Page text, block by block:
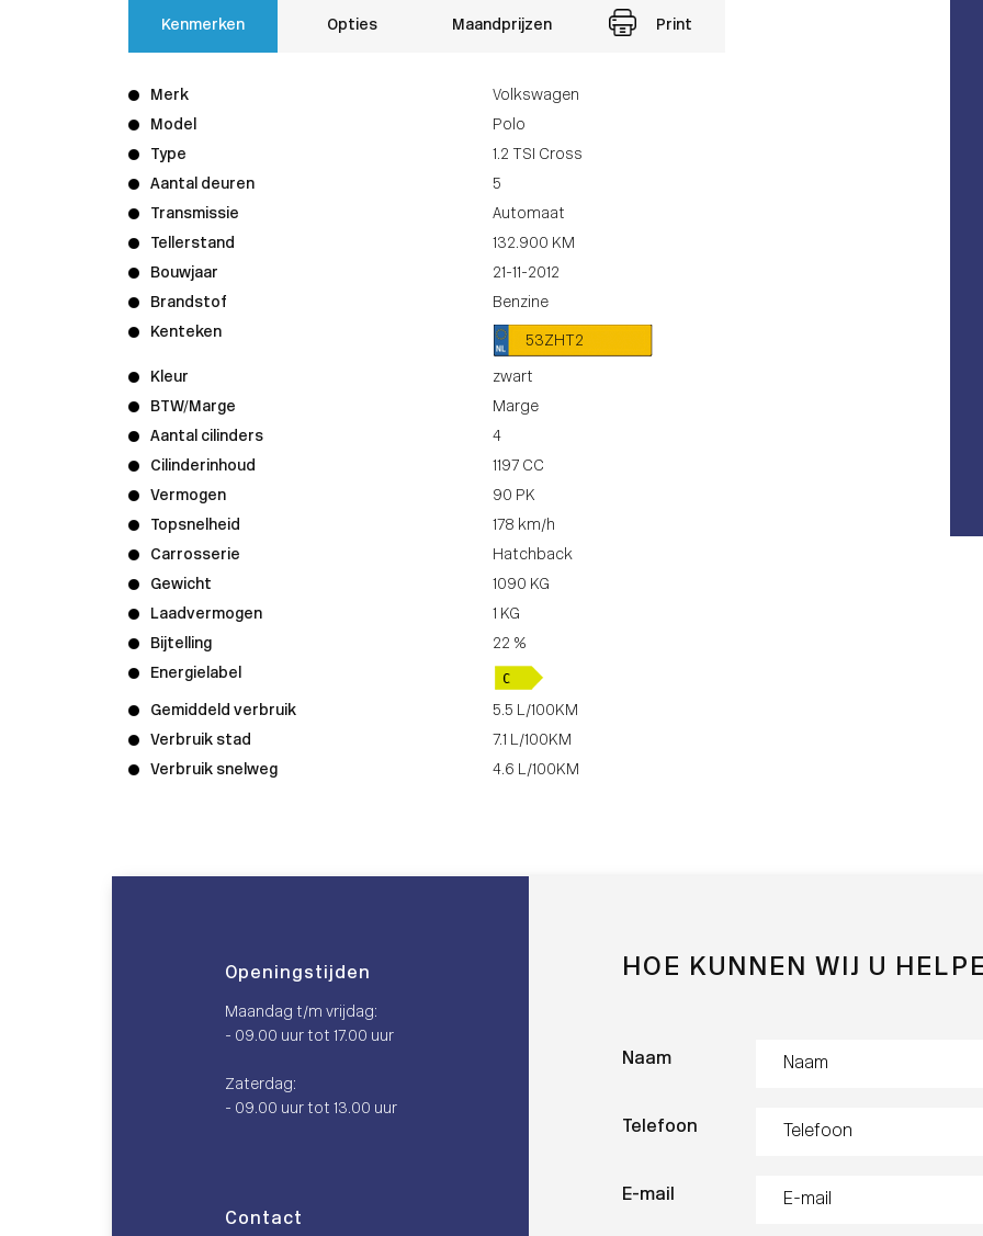
Kenmerken Opties Maandprijzen Print
Merk
Volkswagen
Model
Polo
Type
1.2 TSI Cross
Aantal deuren
5
Transmissie
Automaat
Tellerstand
132.900 KM
Bouwjaar
21-11-2012
Brandstof
Benzine
Kenteken
53ZHT2
Kleur
zwart
BTW/Marge
Marge
Aantal cilinders
4
Cilinderinhoud
1197 CC
Vermogen
90 PK
Topsnelheid
178 km/h
Carrosserie
Hatchback
Gewicht
1090 KG
Laadvermogen
1 KG
Bijtelling
22 %
Energielabel
Gemiddeld verbruik
5.5 L/100KM
Verbruik stad
7.1 L/100KM
Verbruik snelweg
4.6 L/100KM
Openingstijden
Maandag t/m vrijdag:
- 09.00 uur tot 17.00 uur
Zaterdag:
- 09.00 uur tot 13.00 uur
Contact
HOE KUNNEN WIJ U
Naam
Telefoon
E-mail